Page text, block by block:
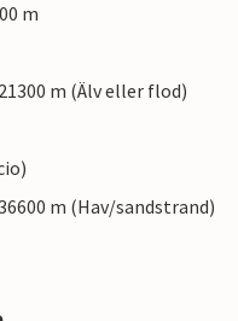
m
m (Älv eller flod)
m (Hav/sandstrand)